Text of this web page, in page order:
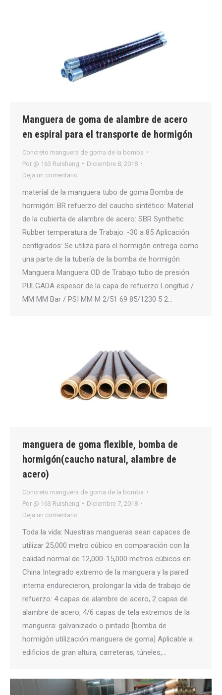
Manguera de goma de alambre de acero
en espiral para el transporte de hormigón
Concreto manguera de goma de la bomba
Por @ 163 Ruisheng
Diciembre 8, 2018
Deja un comentario
material de la manguera tubo de goma Bomba de
hormigón: BR refuerzo del caucho sintético: Material
de la cubierta de alambre de acero: SBR Synthetic
Rubber temperatura de Trabajo: -30 a 85 Aplicación
centígrados: Se utiliza para el hormigón entrega como
una parte de la tubería de la bomba de hormigón
Manguera Manguera OD de Trabajo tubo de presión
PULGADA espesor de la capa de refuerzo Longitud /
MM MM Bar / PSI MM M 2/51 69 85/1230 5 2…
manguera de goma flexible, bomba de
hormigón(caucho natural, alambre de
acero)
Concreto manguera de goma de la bomba
Por @ 163 Ruisheng
Diciembre 7, 2018
Deja un comentario
Toda la vida: Nuestras mangueras sean capaces de
utilizar 25,000 metro cúbico en comparación con la
calidad normal de 12,000-15,000 metros cúbicos en
China Integrado extremo de la manguera y la pared
interna endurecieron, prolongar la vida de trabajo de
refuerzo: 4 capas de alambre de acero, 2 capas de
alambre de acero, 4/6 capas de tela extremos de la
manguera: galvanizado o pintado [bomba de
hormigón utilización manguera de goma] Aplicable a
edificios de gran altura, carreteras, túneles,…